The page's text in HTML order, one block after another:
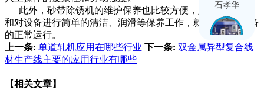
此外，砂带除锈机的维护保养也比较方便，定期更换砂带
和对设备进行简单的清洁、润滑等保养工作，就可以保证设备
的正常运行。
上一条: 单道轧机应用在哪些行业 下一条: 双金属异型复合线
材生产线主要的应用行业有哪些
【相关文章】
石孝华
穆彭睿